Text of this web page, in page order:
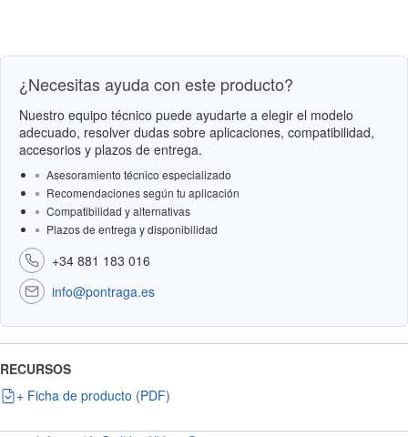
¿Necesitas ayuda con este producto?
Nuestro equipo técnico puede ayudarte a elegir el modelo
adecuado, resolver dudas sobre aplicaciones, compatibilidad,
accesorios y plazos de entrega.
Asesoramiento técnico especializado
Recomendaciones según tu aplicación
Compatibilidad y alternativas
Plazos de entrega y disponibilidad
+34 881 183 016
info@pontraga.es
RECURSOS
+ Ficha de producto (PDF)